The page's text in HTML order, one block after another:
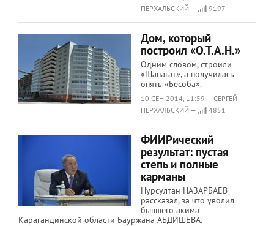
ПЕРХАЛЬСКИЙ —
9197
Дом, который
построил «О.Т.А.Н.»
Одним словом, строили
«Шапагат», а получилась
опять «Бесоба».
10 СЕН 2014, 11:59 — СЕРГЕЙ
ПЕРХАЛЬСКИЙ —
4851
ФИИРический
результат: пустая
степь и полные
карманы
Нурсултан НАЗАРБАЕВ
рассказал, за что уволил
бывшего акима
Карагандинской области Бауржана АБДИШЕВА.